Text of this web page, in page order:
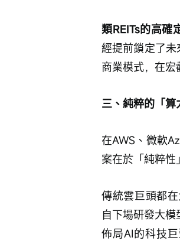
類REITs的高確
經提前鎖定了未
商業模式，在宏
三、純粹的「
在AWS、微軟
案在於「純粹性
傳統雲巨頭都
自下場研發大
佈局AI的科技